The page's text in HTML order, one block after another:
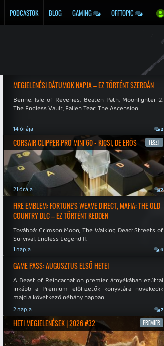
PODCASTOK BLOG GAMING OFFTOPIC
MEGJELENÉSI DÁTUMOK NAPJA – EZ TÖRTÉNT SZERDÁN
Benne: Isle of Reveries, Beaten Path, Moonlighter 2:
The Endless Vault, Fallen Tear: The Ascension.
14 órája 2
CORSAIR CLIPPER PRO MINI 60 - KICSI, DE ERŐS TESZT
21 órája 2
FIRE EMBLEM: FORTUNE'S WEAVE DIRECT, MAFIA: THE OLD
COUNTRY DLC – EZ TÖRTÉNT KEDDEN
Továbbá: Crimson Moon, The Walking Dead: Streets of
Survival, Endless Legend II.
1 napja 4
GAME PASS: AUGUSZTUS ELSŐ HETEI
A Beast of Reincarnation premier árnyékában ezúttal
inkább a Premium előfizetők könyvtára növekedik
majd a következő néhány napban.
2 napja 7
HETI MEGJELENÉSEK | 2026 #32 PREMIER